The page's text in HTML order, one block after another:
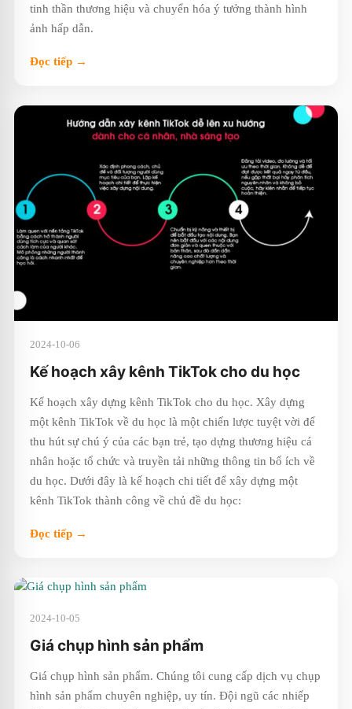
tinh thần thương hiệu và chuyển hóa ý tưởng thành hình
ảnh hấp dẫn.
Đọc tiếp →
2024-10-06
Kế hoạch xây kênh TikTok cho du học
Kế hoạch xây dựng kênh TikTok cho du học. Xây dựng
một kênh TikTok về du học là một chiến lược tuyệt vời để
thu hút sự chú ý của các bạn trẻ, tạo dựng thương hiệu cá
nhân hoặc tổ chức và truyền tải những thông tin bổ ích về
du học. Dưới đây là kế hoạch chi tiết để xây dựng một
kênh TikTok thành công về chủ đề du học:
Đọc tiếp →
2024-10-05
Giá chụp hình sản phẩm
Giá chụp hình sản phẩm. Chúng tôi cung cấp dịch vụ chụp
hình sản phẩm chuyên nghiệp, uy tín. Đội ngũ các nhiếp